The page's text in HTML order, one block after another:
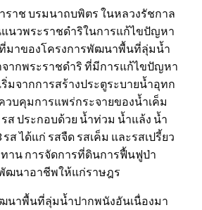
าช บรมนาถบพิตร ในหลวงรัชกาล
นวพระราชดำริในการแก้ไขปัญหา
ที่มาของโครงการพัฒนาพื้นที่ลุ่มน้ำ
ากพระราชดำริ ที่มีการแก้ไขปัญหา
มจากการสร้างประตูระบายน้ำอุทก
วบคุมการแพร่กระจายของน้ำเค็ม
ส ประกอบด้วย น้ำท่วม น้ำแล้ง น้ำ
รส ได้แก่ รสจืด รสเค็ม และรสเปรี้ยว
าน การจัดการที่ดินการฟื้นฟูป่า
ฒนาอาชีพให้แก่ราษฎร
นาพื้นที่ลุ่มน้ำปากพนังอันเนื่องมา